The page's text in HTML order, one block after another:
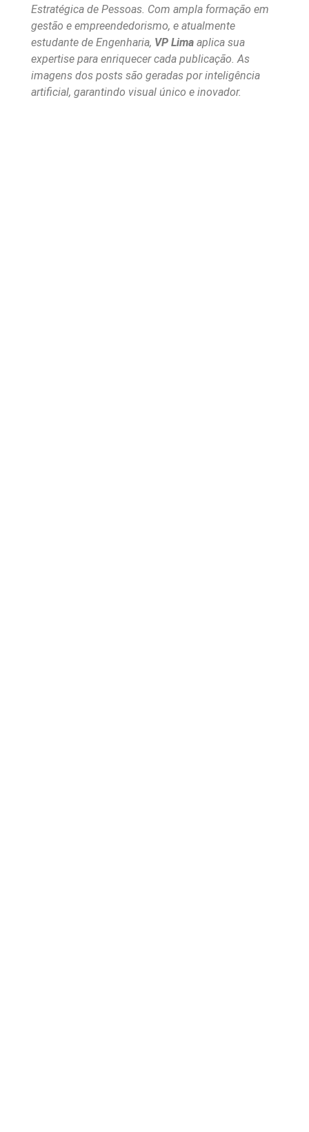
Estratégica de Pessoas. Com ampla formação em
gestão e empreendedorismo, e atualmente
estudante de Engenharia, VP Lima aplica sua
expertise para enriquecer cada publicação. As
imagens dos posts são geradas por inteligência
artificial, garantindo visual único e inovador.